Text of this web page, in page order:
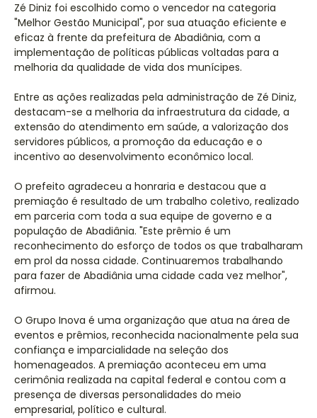
Zé Diniz foi escolhido como o vencedor na categoria
"Melhor Gestão Municipal", por sua atuação eficiente e
eficaz à frente da prefeitura de Abadiânia, com a
implementação de políticas públicas voltadas para a
melhoria da qualidade de vida dos munícipes.
Entre as ações realizadas pela administração de Zé Diniz,
destacam-se a melhoria da infraestrutura da cidade, a
extensão do atendimento em saúde, a valorização dos
servidores públicos, a promoção da educação e o
incentivo ao desenvolvimento econômico local.
O prefeito agradeceu a honraria e destacou que a
premiação é resultado de um trabalho coletivo, realizado
em parceria com toda a sua equipe de governo e a
população de Abadiânia. "Este prêmio é um
reconhecimento do esforço de todos os que trabalharam
em prol da nossa cidade. Continuaremos trabalhando
para fazer de Abadiânia uma cidade cada vez melhor",
afirmou.
O Grupo Inova é uma organização que atua na área de
eventos e prêmios, reconhecida nacionalmente pela sua
confiança e imparcialidade na seleção dos
homenageados. A premiação aconteceu em uma
cerimônia realizada na capital federal e contou com a
presença de diversas personalidades do meio
empresarial, político e cultural.